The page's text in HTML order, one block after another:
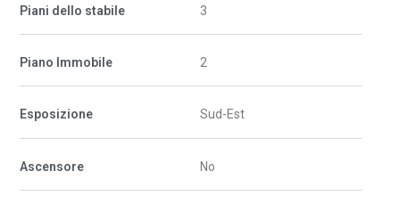
Piani dello stabile 3
Piano Immobile 2
Esposizione Sud-Est
Ascensore No